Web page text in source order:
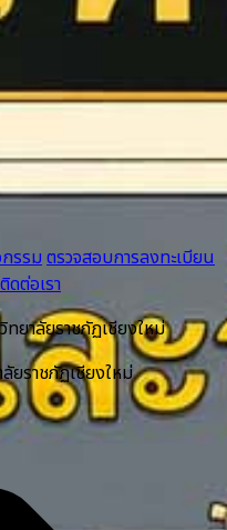
รรมตรวจสอบการลงทะเบียน
ติดต่อเรา
ยาลัยราชภัฏเชียงใหม่
ยราชภัฏเชียงใหม่